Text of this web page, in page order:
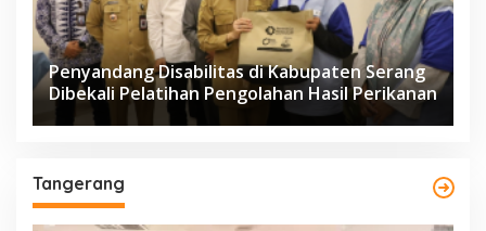
Penyandang Disabilitas di Kabupaten Serang
Dibekali Pelatihan Pengolahan Hasil Perikanan
Tangerang